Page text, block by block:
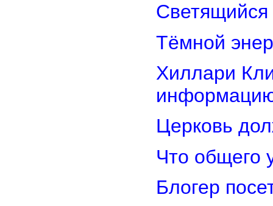
Светящийся
Тёмной
Хиллари
Церковь
Что общего
Блогер